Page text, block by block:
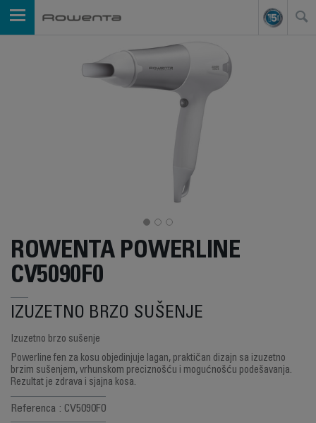
ROWENTA POWERLINE
CV5090F0
IZUZETNO BRZO SUŠENJE
Izuzetno brzo sušenje
Powerline fen za kosu objedinjuje lagan, praktičan dizajn sa izuzetno
brzim sušenjem, vrhunskom preciznošću i mogućnošću podešavanja.
Rezultat je zdrava i sjajna kosa.
Referenca : CV5090F0